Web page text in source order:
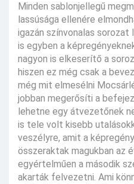
Minden sablonjellegű
lassúsága ellenére
igazán színvonalas
is egyben a
nagyon is elkeserítő a
hiszen ez még csak a
még mit elmesélni
jobban megerősíti a
lehetne egy átvezetőnek
is tele volt kisebb
veszélyre, amit a
összeraktak magukban az
egyértelműen a második
akarták felvezetni. Ami